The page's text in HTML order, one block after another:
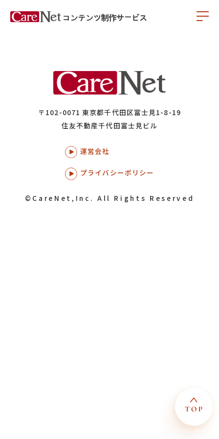
〒102-0071 東京都千代田区富士見1-8-19
住友不動産千代田富士見ビル
運営会社
プライバシーポリシー
©CareNet,Inc. All Rights Reserved